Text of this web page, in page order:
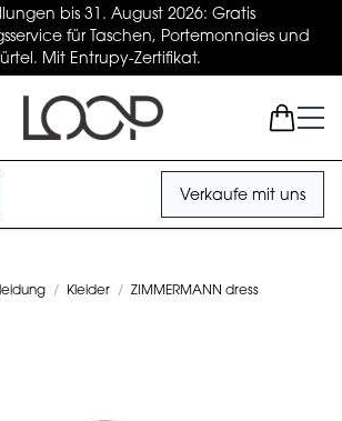
bis 31. August 2026: Gratis
für Taschen, Portemonnaies und
Mit Entrupy-Zertifikat.
Verkaufe mit uns
/ Kleider / ZIMMERMANN dress